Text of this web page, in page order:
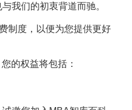
供按月定投的计划，投资者可以
观察,2012,(32).
我们的初衷背道而驰。
制度，以便为您提供更好
您的权益将包括：